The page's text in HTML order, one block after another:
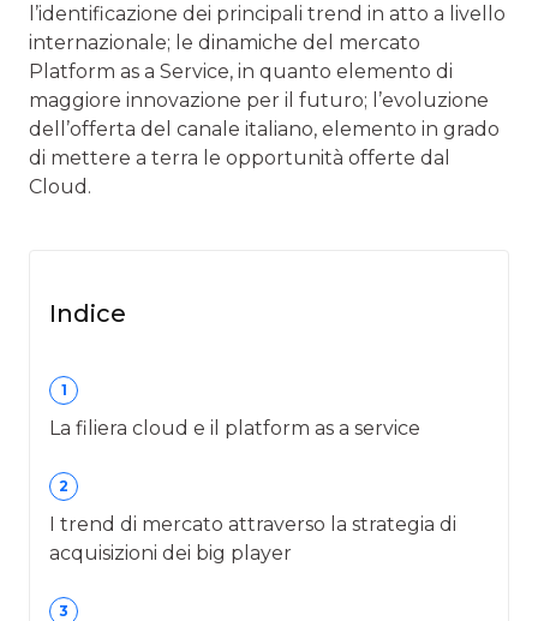
l’identificazione dei principali trend in atto a livello
internazionale; le dinamiche del mercato
Platform as a Service, in quanto elemento di
maggiore innovazione per il futuro; l’evoluzione
dell’offerta del canale italiano, elemento in grado
di mettere a terra le opportunità offerte dal
Cloud.
Indice
1
La filiera cloud e il platform as a service
2
I trend di mercato attraverso la strategia di
acquisizioni dei big player
3